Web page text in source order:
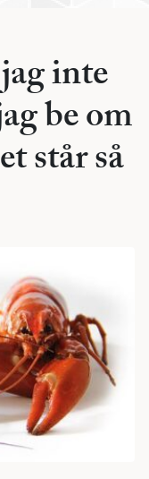
inte
be om
står så